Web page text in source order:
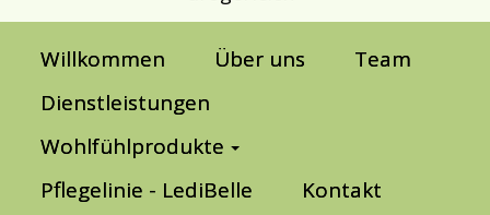
Willkommen Über uns
Team
Dienstleistungen
Wohlfühlprodukte
Pflegelinie - LediBelle
Kontakt